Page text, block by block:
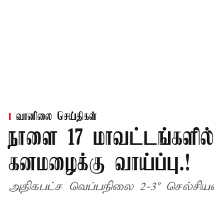
வானிலை செய்திகள்
நாளை 17 மாவட்டங்களில்
கனமழைக்கு வாய்ப்பு.!
அதிகபட்ச வெப்பநிலை 2-3° செல்சியஸ் இயல்பை விட